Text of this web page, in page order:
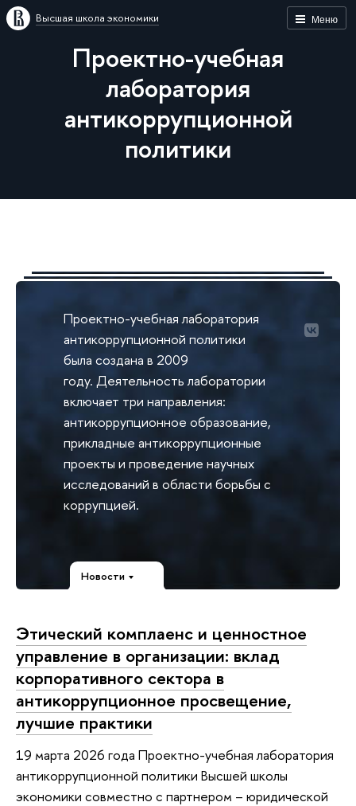
Меню
Высшая школа экономики
Проектно-учебная
лаборатория
антикоррупционной
политики
Проектно-учебная лаборатория
антикоррупционной политики
была создана в 2009
году. Деятельность лаборатории
включает три направления:
антикоррупционное образование,
прикладные антикоррупционные
проекты и проведение научных
исследований в области борьбы с
коррупцией.
Новости
Этический комплаенс и ценностное
управление в организации: вклад
корпоративного сектора в
антикоррупционное просвещение,
лучшие практики
19 марта 2026 года Проектно-учебная лаборатория
антикоррупционной политики Высшей школы
экономики совместно с партнером – юридической